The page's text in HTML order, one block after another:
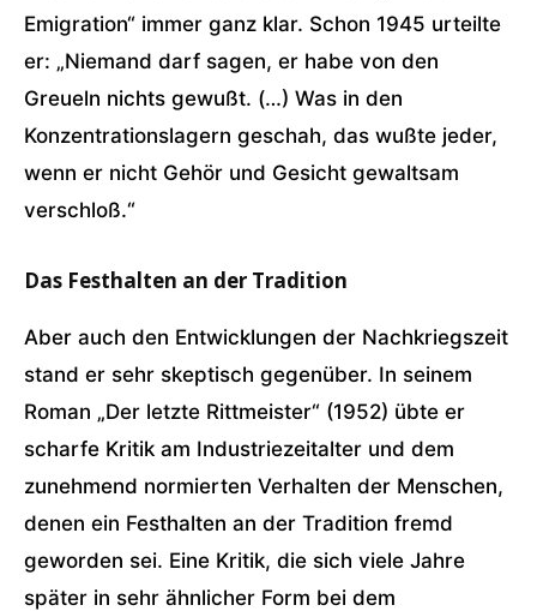
Emigration“ immer ganz klar. Schon 1945 urteilte
er: „Niemand darf sagen, er habe von den
Greueln nichts gewußt. (…) Was in den
Konzentrationslagern geschah, das wußte jeder,
wenn er nicht Gehör und Gesicht gewaltsam
verschloß.“
Das Festhalten an der Tradition
Aber auch den Entwicklungen der Nachkriegszeit
stand er sehr skeptisch gegenüber. In seinem
Roman „Der letzte Rittmeister“ (1952) übte er
scharfe Kritik am Industriezeitalter und dem
zunehmend normierten Verhalten der Menschen,
denen ein Festhalten an der Tradition fremd
geworden sei. Eine Kritik, die sich viele Jahre
später in sehr ähnlicher Form bei dem